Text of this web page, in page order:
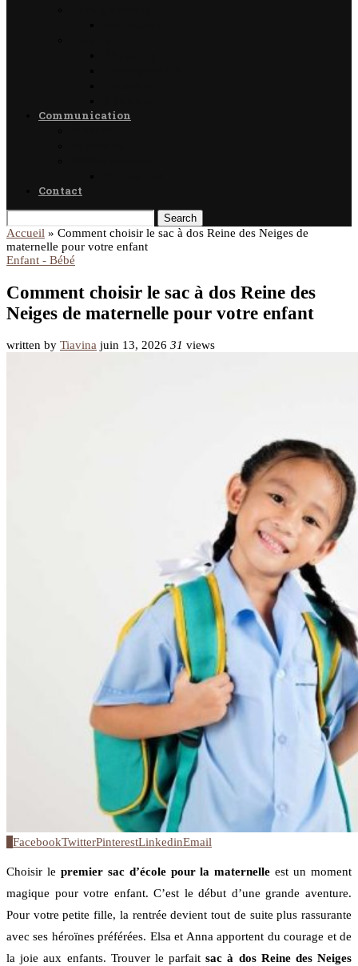
Communication
Contact
Search
Accueil » Comment choisir le sac à dos Reine des Neiges de
maternelle pour votre enfant
Enfant - Bébé
Comment choisir le sac à dos Reine des
Neiges de maternelle pour votre enfant
written by Tiavina juin 13, 2026 31 views
FacebookTwitterPinterestLinkedinEmail
Choisir le premier sac d’école pour la maternelleest un moment
magique pour votre enfant. C’est le début d’une grande aventure.
Pour votre petite fille, la rentrée devient tout de suite plus rassurante
avec ses héroïnes préférées. Elsa et Anna apportent du courage et de
la joie aux enfants. Trouver le parfaitsac à dos Reine des Neiges